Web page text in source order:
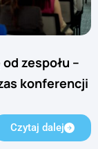
zespołu –
konferencji
Czytaj dalej